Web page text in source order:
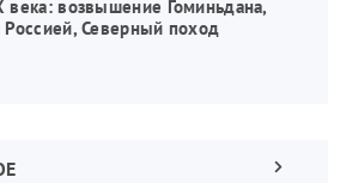
века: возвышение Гоминьдана,
Россией, Северный поход
Следующая